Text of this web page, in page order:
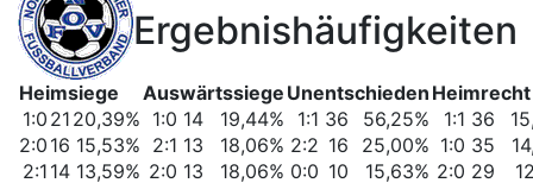
Ergebnishäufigkeiten
Heimsiege
1:0 21 20,39%
2:0 16 15,53%
2:1 14 13,59%
Auswärtssiege
1:0 14
19,44%
2:1 13
18,06%
2:0 13
18,06%
Unentschieden
1:1 36
56,25%
2:2 16
25,00%
0:0 10
15,63%
1:1 36
1:0 35
2:0 29